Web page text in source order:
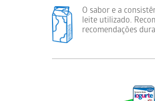
O sabor e a
leite utilizado.
recomendações